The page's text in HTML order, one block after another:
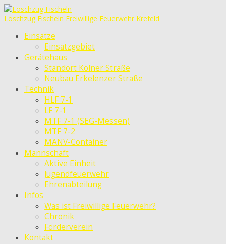
Löschzug Fischeln Freiwillige Feuerwehr Krefeld
Einsätze
Einsatzgebiet
Gerätehaus
Standort Kölner Straße
Neubau Erkelenzer Straße
Technik
HLF 7-1
LF 7-1
MTF 7-1 (SEG-Messen)
MTF 7-2
MANV-Container
Mannschaft
Aktive Einheit
Jugendfeuerwehr
Ehrenabteilung
Infos
Was ist Freiwillige Feuerwehr?
Chronik
Förderverein
Kontakt